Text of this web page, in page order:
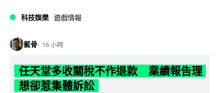
科技娛樂 遊戲情報
藍骨 16 小時
任天堂多收關稅不作退款 業績報告理
想卻惹集體訴訟